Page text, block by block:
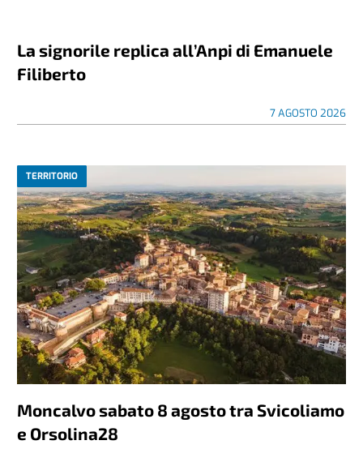
La signorile replica all’Anpi di Emanuele
Filiberto
7 AGOSTO 2026
TERRITORIO
Moncalvo sabato 8 agosto tra Svicoliamo
e Orsolina28